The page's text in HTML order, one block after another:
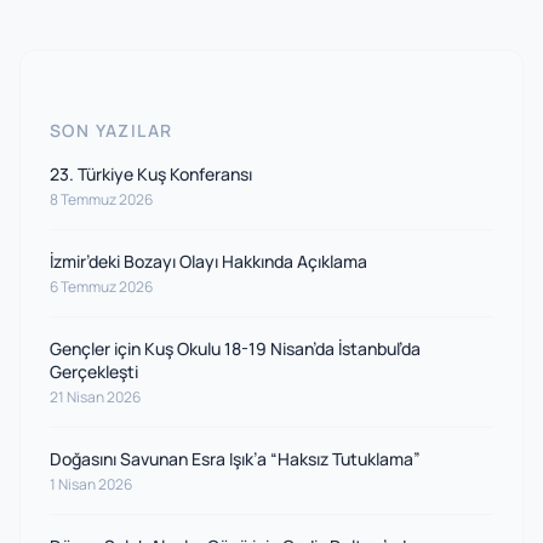
SON YAZILAR
23. Türkiye Kuş Konferansı
8 Temmuz 2026
İzmir’deki Bozayı Olayı Hakkında Açıklama
6 Temmuz 2026
Gençler için Kuş Okulu 18-19 Nisan’da İstanbul’da
Gerçekleşti
21 Nisan 2026
Doğasını Savunan Esra Işık’a “Haksız Tutuklama”
1 Nisan 2026